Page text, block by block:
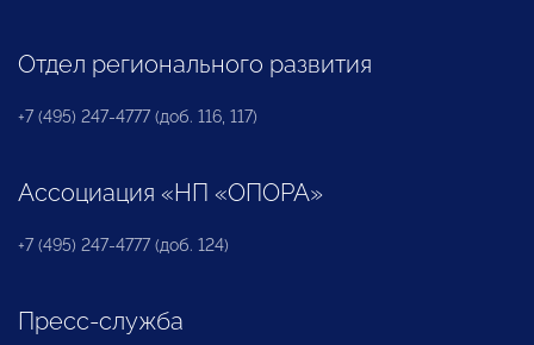
Отдел регионального развития
+7 (495) 247-4777 (доб. 116, 117)
Ассоциация «НП «ОПОРА»
+7 (495) 247-4777 (доб. 124)
Пресс-служба